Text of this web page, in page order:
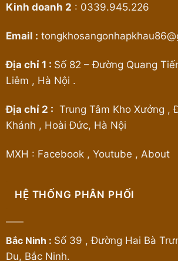
Kinh doanh 2 : 0339.945.226
Email :
Địa chỉ 1 : Số 82 – Đường Quang
Liêm , Hà Nội .
Địa chỉ 2 : Trung Tâm Kho Xưởng ,
Khánh , Hoài Đức, Hà Nội
MXH : Facebook , Youtube , About
HỆ THỐNG PHÂN PHỐI
Bắc Ninh : Số 39 , Đường Hai Bà
Du, Bắc Ninh.